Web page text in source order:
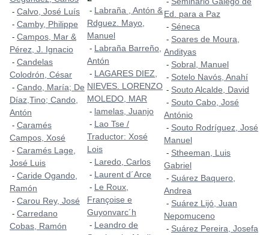
- Calvo, José Luís
- Camby, Philippe
- Campos, Mar &
Pérez, J. Ignacio
- Candelas
Colodrón, César
- Cando, María; De
Díaz,Tino; Cando,
Antón
- Caramés
Campos, Xosé
- Caramés Lage,
José Luis
- Caride Ogando,
Ramón
- Carou Rey, José
- Carredano
Cobas, Ramón
- Labraña , Antón &
Rdguez. Mayo,
Manuel
- Labraña Barreño,
Antón
- LAGARES DIEZ,
NIEVES. LORENZO
MOLEDO, MAR
- lamelas, Juanjo
- Lao Tse /
Traductor: Xosé
Lois
- Laredo, Carlos
- Laurent d´Arce
- Le Roux,
Françoise e
Guyonvarc´h
- Leandro de
Ed. para a Paz
- Séneca
- Soares de Moura,
Andityas
- Sobral, Manuel
- Sotelo Navós, Anahí
- Souto Alcalde, David
- Souto Cabo, José
António
- Souto Rodríguez, José
Manuel
- Stheeman, Luis
Gabriel
- Suárez Baquero,
Andrea
- Suárez Lijó, Juan
Nepomuceno
- Suárez Pereira, Josefa